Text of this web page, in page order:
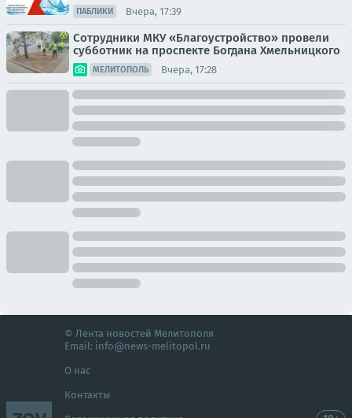
ПАБЛИКИ Вчера, 17:39
Сотрудники МКУ «Благоустройство» провели
субботник на проспекте Богдана Хмельницкого
МЕЛИТОПОЛЬ Вчера, 17:28
© Лента новостей Мелитополя
Email: info@news-melitopol.ru
О нас
Контакты